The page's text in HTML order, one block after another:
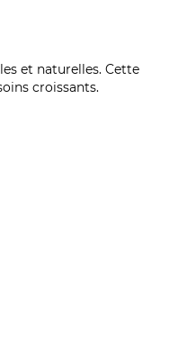
et naturelles. Cette
croissants.